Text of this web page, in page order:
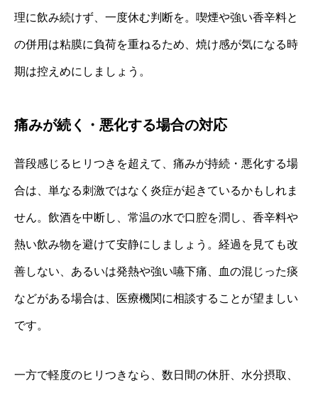
理に飲み続けず、一度休む判断を。喫煙や強い香辛料と
の併用は粘膜に負荷を重ねるため、焼け感が気になる時
期は控えめにしましょう。
痛みが続く・悪化する場合の対応
普段感じるヒリつきを超えて、痛みが持続・悪化する場
合は、単なる刺激ではなく炎症が起きているかもしれま
せん。飲酒を中断し、常温の水で口腔を潤し、香辛料や
熱い飲み物を避けて安静にしましょう。経過を見ても改
善しない、あるいは発熱や強い嚥下痛、血の混じった痰
などがある場合は、医療機関に相談することが望ましい
です。
一方で軽度のヒリつきなら、数日間の休肝、水分摂取、